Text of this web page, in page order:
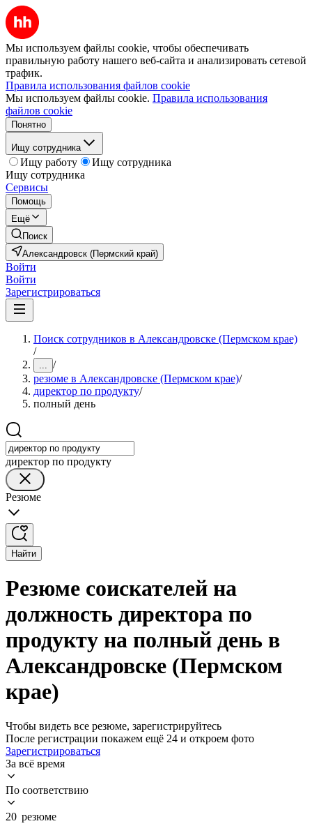
Мы используем файлы cookie, чтобы обеспечивать
правильную работу нашего веб-сайта и анализировать сетевой
трафик.
Правила использования файлов cookie
Мы используем файлы cookie. Правила использования
файлов cookie
Понятно
Ищу сотрудника
Ищу работу
Ищу сотрудника
Ищу сотрудника
Сервисы
Помощь
Ещё
Поиск
Александровск (Пермский край)
Войти
Войти
Зарегистрироваться
Поиск сотрудников в Александровске (Пермском крае)
/
... /
резюме в Александровске (Пермском крае)/
директор по продукту/
полный день
директор по продукту
Резюме
Найти
Резюме соискателей на
должность директора по
продукту на полный день в
Александровске (Пермском
крае)
Чтобы видеть все резюме, зарегистрируйтесь
После регистрации покажем ещё 24 и откроем фото
Зарегистрироваться
За всё время
По соответствию
20 резюме